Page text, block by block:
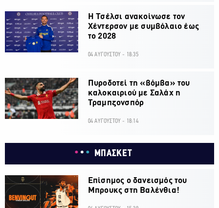
H Τσέλσι ανακοίνωσε τον
Χέντερσον με συμβόλαιο έως
το 2028
04 ΑΥΓΟΥΣΤΟΥ - 18:35
Πυροδοτεί τη «βόμβα» του
καλοκαιριού με Σαλάχ η
Τραμπζονσπόρ
04 ΑΥΓΟΥΣΤΟΥ - 18:14
ΜΠΑΣΚΕΤ
Επίσημος ο δανεισμός του
Μπρουκς στη Βαλένθια!